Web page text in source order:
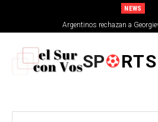
NEWS
Argentinos rechazan a
SP RTS